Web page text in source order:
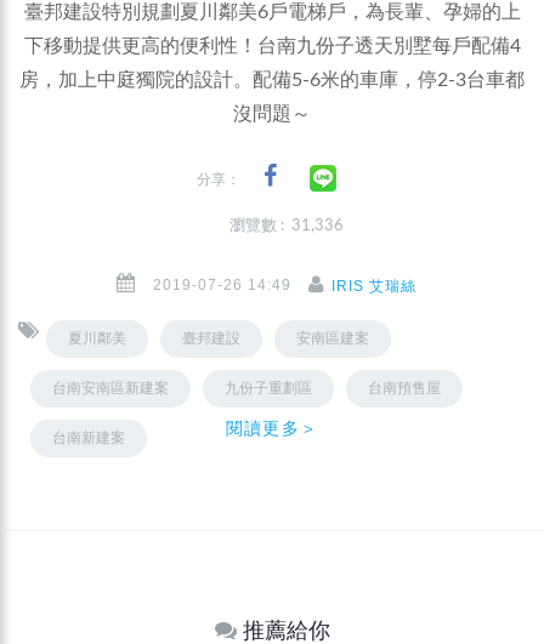
臺邦建設特別規劃夏川鄰美6戶電梯戶，為長輩、孕婦的上
下移動提供更高的便利性！台南九份子透天別墅每戶配備4
房，加上中庭獨院的設計。配備5-6米的車庫，停2-3台車都
沒問題～
分享：
瀏覽數 : 31,336
2019-07-26 14:49 IRIS 艾瑞絲
夏川鄰美 臺邦建設 安南區建案
台南安南區新建案 九份子重劃區 台南預售屋
台南新建案 閱讀更多＞
推薦給你